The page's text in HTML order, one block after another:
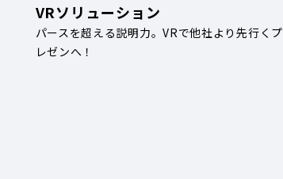
VRソリューション
パースを超える説明力。VRで他社より先行くプ
レゼンへ！